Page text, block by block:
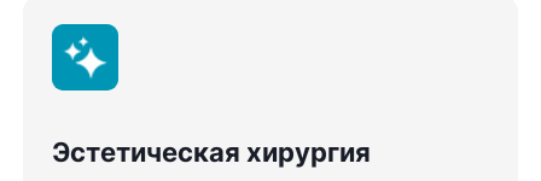
Эстетическая хирургия